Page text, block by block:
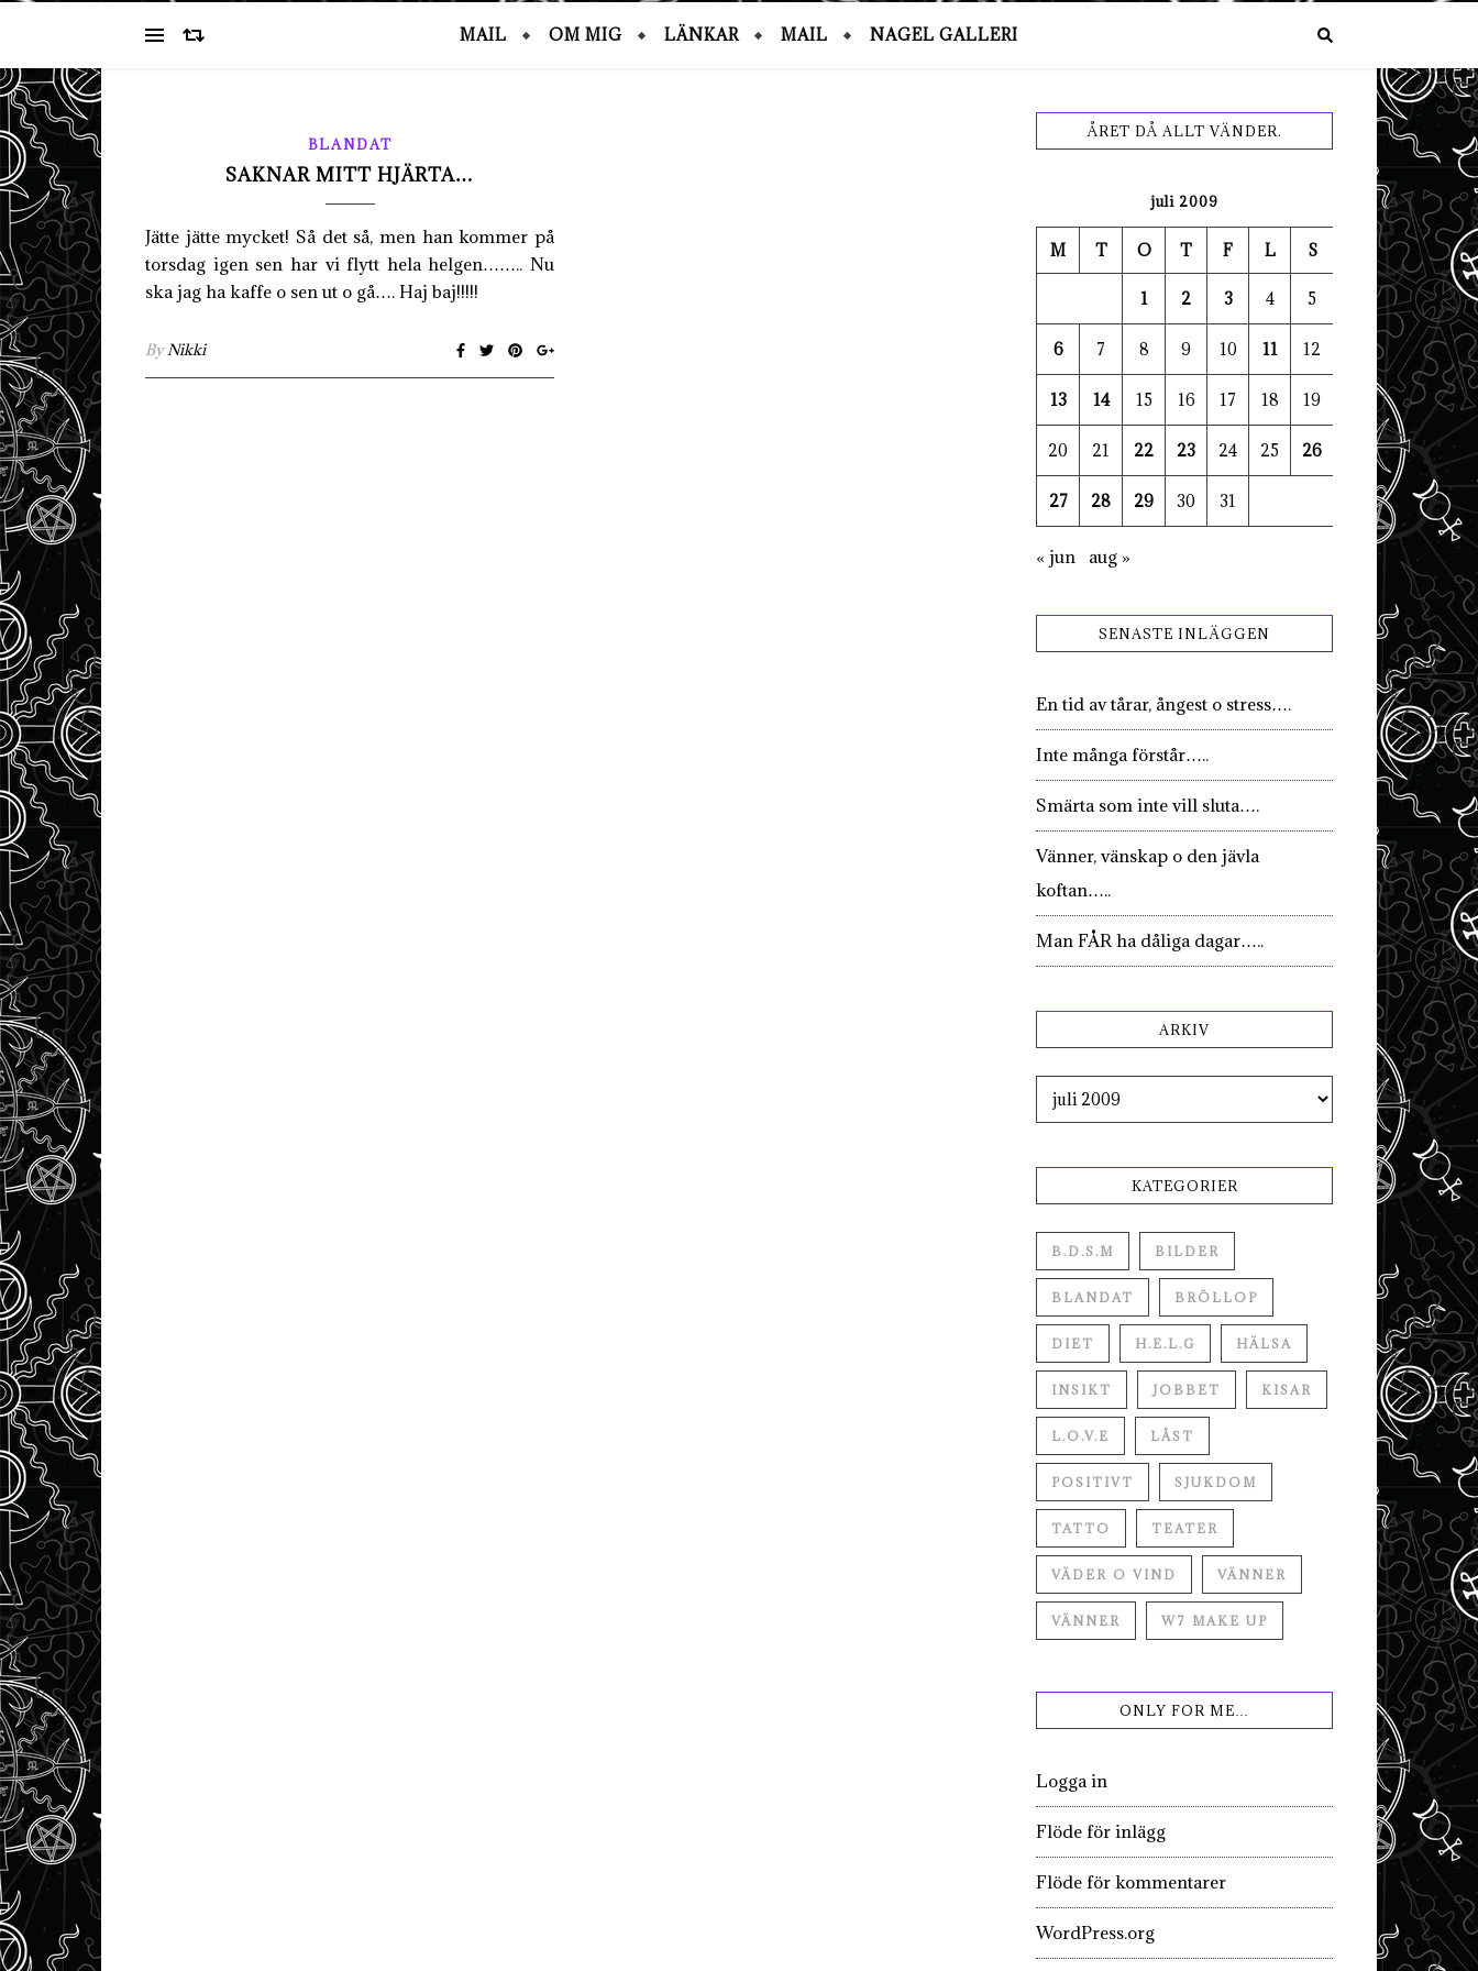
MAIL OM MIG LÄNKAR MAIL NAGEL GALLERI
BLANDAT
SAKNAR MITT HJÄRTA…
Jätte jätte mycket! Så det så, men han kommer på
torsdag igen sen har vi flytt hela helgen…….. Nu
ska jag ha kaffe o sen ut o gå…. Haj baj!!!!!
ByNikki
ÅRET DÅ ALLT VÄNDER.
juli 2009
M T O T F L S
1 2 3 4 5
6 7 8 9 10 11 12
13 14 15 16 17 18 19
20 21 22 23 24 25 26
27 28 29 30 31
« jun aug »
SENASTE INLÄGGEN
En tid av tårar, ångest o stress….
Inte många förstår…..
Smärta som inte vill sluta….
Vänner, vänskap o den jävla
koftan…..
Man FÅR ha dåliga dagar…..
ARKIV
Arkiv
KATEGORIER
B.D.S.M BILDER
BLANDAT BRÖLLOP
DIET H.E.L.G HÄLSA
INSIKT JOBBET KISAR
L.O.V.E LÅST
POSITIVT SJUKDOM
TATTO TEATER
VÄDER O VIND VÄNNER
VÄNNER W7 MAKE UP
ONLY FOR ME…
Logga in
Flöde för inlägg
Flöde för kommentarer
WordPress.org